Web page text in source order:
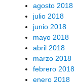
agosto 2018
julio 2018
junio 2018
mayo 2018
abril 2018
marzo 2018
febrero 2018
enero 2018